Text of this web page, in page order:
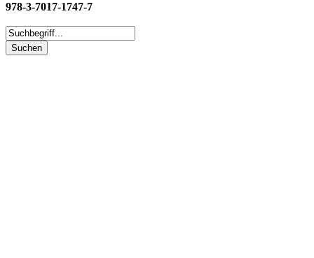
978-3-7017-1747-7